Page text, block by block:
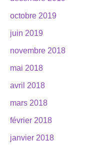
octobre 2019
juin 2019
novembre 2018
mai 2018
avril 2018
mars 2018
février 2018
janvier 2018